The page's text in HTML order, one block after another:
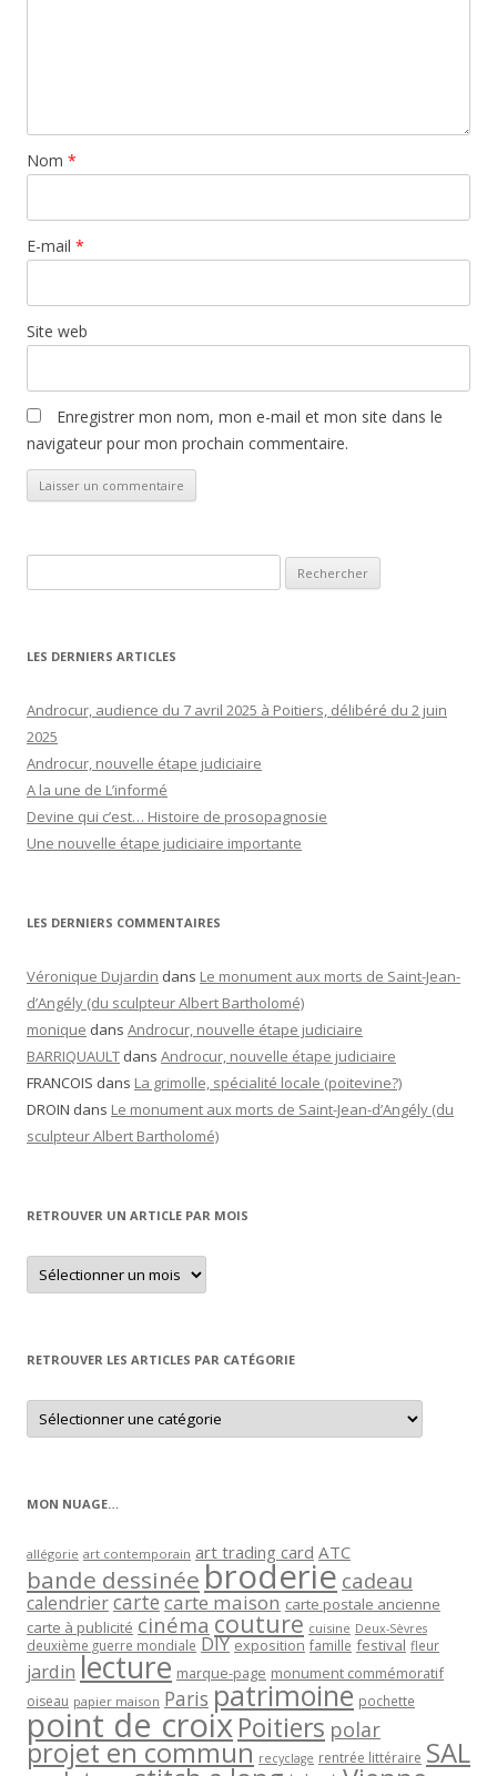
Nom *
E-mail *
Site web
Enregistrer mon nom, mon e-mail et mon site dans le
navigateur pour mon prochain commentaire.
LES DERNIERS ARTICLES
Androcur, audience du 7 avril 2025 à Poitiers, délibéré du 2 juin
2025
Androcur, nouvelle étape judiciaire
A la une de L’informé
Devine qui c’est… Histoire de prosopagnosie
Une nouvelle étape judiciaire importante
LES DERNIERS COMMENTAIRES
Véronique Dujardin dans Le monument aux morts de Saint-Jean-
d’Angély (du sculpteur Albert Bartholomé)
monique dans Androcur, nouvelle étape judiciaire
BARRIQUAULT dans Androcur, nouvelle étape judiciaire
FRANCOIS dans La grimolle, spécialité locale (poitevine?)
DROIN dans Le monument aux morts de Saint-Jean-d’Angély (du
sculpteur Albert Bartholomé)
RETROUVER UN ARTICLE PAR MOIS
Retrouver
un
article
RETROUVER LES ARTICLES PAR CATÉGORIE
Retrouver
les
articles
MON NUAGE…
allégorie art contemporain art trading card ATC
bande dessinée broderie cadeau
calendriercartecarte maison carte postale ancienne
carte à publicité cinéma couture cuisine Deux-Sèvres
deuxième guerre mondiale DIY exposition famille festival fleur
jardin lecture marque-page monument commémoratif
oiseau papier maison Paris patrimoine pochette
point de croixPoitiers polar
projet en commun recyclage rentrée littéraire SAL